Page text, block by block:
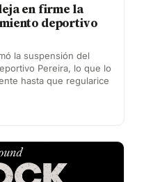
en firme la
deportivo
la suspensión del
Pereira, lo que lo
hasta que regularice